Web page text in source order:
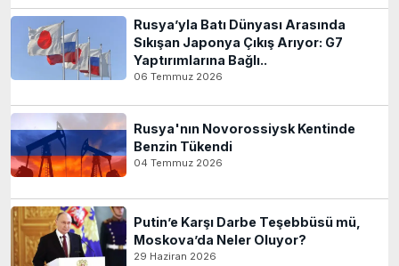
Rusya’yla Batı Dünyası Arasında
Sıkışan Japonya Çıkış Arıyor: G7
Yaptırımlarına Bağlı..
06 Temmuz 2026
Rusya'nın Novorossiysk Kentinde
Benzin Tükendi
04 Temmuz 2026
Putin’e Karşı Darbe Teşebbüsü mü,
Moskova’da Neler Oluyor?
29 Haziran 2026